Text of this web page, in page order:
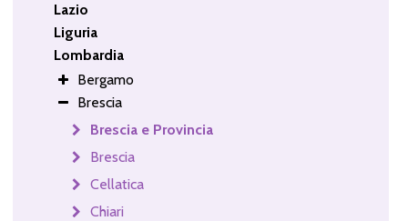
Lazio
Liguria
Lombardia
Bergamo
Brescia
Brescia e Provincia
Brescia
Cellatica
Chiari